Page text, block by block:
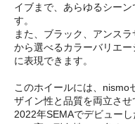
イブまで、あらゆるシー
す。
また、ブラック、アンス
から選べるカラーバリエ
に表現できます。
このホイールには、nismo
ザイン性と品質を両立させ
2022年SEMAでデビュー